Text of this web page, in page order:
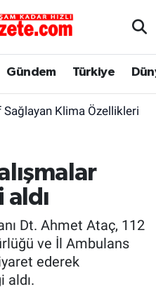
Gündem Türkiye
Klima Özellikleri
aldı
Dt. Ahmet Ataç, 112
ve İl Ambulans
ederek
aldı.
ve Fikstür